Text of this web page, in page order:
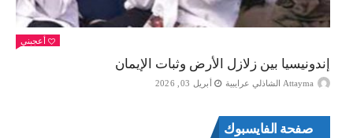
أعجبني
إندونيسيا بين زلازل الأرض وثبات الإيمان
Attayma الشاذلي عرايبية أبريل 03, 2026
صفحة الفايسبوك